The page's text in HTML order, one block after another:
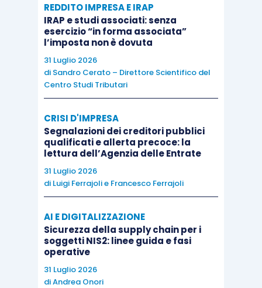
medesimi soggetti verificano l’indicazione del
codice fiscale e provvedono al suo inserimento
ove mancante.
Leoperazioni effettuate tra i soggetti
partecipanti al Gruppo Ivanon sono considerate
cessioni di beni e prestazioni di servizi ai sensi
degli articoli 2e3 D.P.R. 633/1972, ma resta
fermo l’obbligo di rilevare tali operazioni
nell’ambito delle
D.P.R. 600/1973, diverse dai registri Iva. Le
a rilevare tali operazioni con idonea
documentazione emessa nel rispetto del loro
ordine cronologico riportando tutti gli elementi
utili ad identificarle.
REDDITO IMPRESA E IRAP
IRAP e studi associati: senza
esercizio “in forma associata”
l’imposta non è dovuta
31 Luglio 2026
di Sandro Cerato – Direttore Scientifico del
Centro Studi Tributari
CRISI D'IMPRESA
Segnalazioni dei creditori pubblici
qualificati e allerta precoce: la
lettura dell’Agenzia delle Entrate
31 Luglio 2026
di Luigi Ferrajolie Francesco Ferrajoli
AI E DIGITALIZZAZIONE
Sicurezza della supply chain per i
soggetti NIS2: linee guida e fasi
operative
31 Luglio 2026
diAndrea Onori